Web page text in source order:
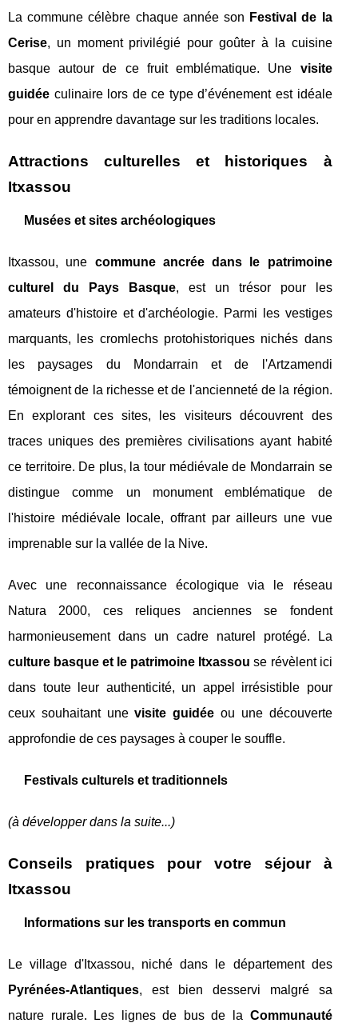
La commune célèbre chaque année son Festival de la
Cerise, un moment privilégié pour goûter à la cuisine
basque autour de ce fruit emblématique. Une visite
guidée culinaire lors de ce type d’événement est idéale
pour en apprendre davantage sur les traditions locales.
Attractions culturelles et historiques à
Itxassou
Musées et sites archéologiques
Itxassou, une commune ancrée dans le patrimoine
culturel du Pays Basque, est un trésor pour les
amateurs d'histoire et d'archéologie. Parmi les vestiges
marquants, les cromlechs protohistoriques nichés dans
les paysages du Mondarrain et de l'Artzamendi
témoignent de la richesse et de l'ancienneté de la région.
En explorant ces sites, les visiteurs découvrent des
traces uniques des premières civilisations ayant habité
ce territoire. De plus, la tour médiévale de Mondarrain se
distingue comme un monument emblématique de
l'histoire médiévale locale, offrant par ailleurs une vue
imprenable sur la vallée de la Nive.
Avec une reconnaissance écologique via le réseau
Natura 2000, ces reliques anciennes se fondent
harmonieusement dans un cadre naturel protégé. La
culture basque et le patrimoine Itxassou se révèlent ici
dans toute leur authenticité, un appel irrésistible pour
ceux souhaitant unevisite guidée ou une découverte
approfondie de ces paysages à couper le souffle.
Festivals culturels et traditionnels
(à développer dans la suite...)
Conseils pratiques pour votre séjour à
Itxassou
Informations sur les transports en commun
Le village d'Itxassou, niché dans le département des
Pyrénées-Atlantiques, est bien desservi malgré sa
nature rurale. Les lignes de bus de la Communauté